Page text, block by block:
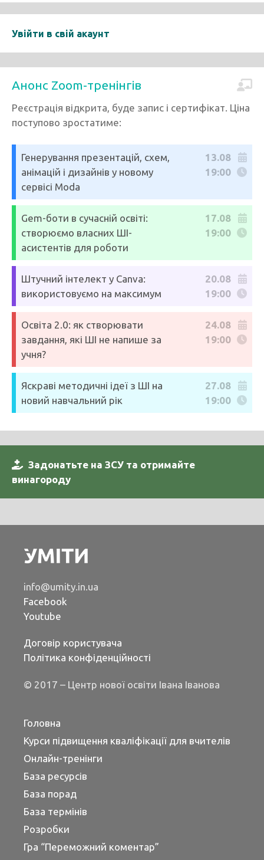
Увійти в свій акаунт
Анонс Zoom-тренінгів
Реєстрація відкрита, буде запис і сертифікат. Ціна
поступово зростатиме:
Генерування презентацій, схем,
анімацій і дизайнів у новому
сервісі Moda
13.08
19:00
Gem-боти в сучасній освіті:
створюємо власних ШІ-
асистентів для роботи
17.08
19:00
Штучний інтелект у Canva:
використовуємо на максимум
20.08
19:00
Освіта 2.0: як створювати
завдання, які ШІ не напише за
учня?
24.08
19:00
Яскраві методичні ідеї з ШІ на
новий навчальний рік
27.08
19:00
Задонатьте на ЗСУ та отримайте
винагороду
info@umity.in.ua
Facebook
Youtube
Договір користувача
Політика конфіденційності
© 2017 – Центр нової освіти Івана Іванова
Головна
Курси підвищення кваліфікації для вчителів
Онлайн-тренінги
База ресурсів
База порад
База термінів
Розробки
Гра “Переможний коментар”